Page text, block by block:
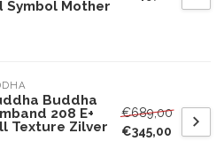
Symbol Mother
Buddha
208 E+
Texture Zilver
€689,00
€345,00